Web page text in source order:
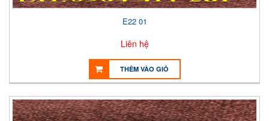
E22 01
Liên hệ
THÊM VÀO GIỎ